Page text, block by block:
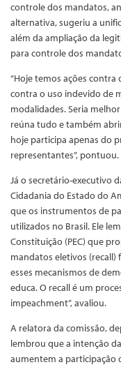
controle dos mandatos,
alternativa, sugeriu a
além da ampliação da
para controle dos
“Hoje temos ações
contra o uso indevido de
modalidades. Seria
reúna tudo e também
hoje participa apenas do
representantes”, pontuou.
Já o secretário-executivo
Cidadania do Estado do
que os instrumentos de
utilizados no Brasil. Ele
Constituição (PEC) que
mandatos eletivos (recall)
esses mecanismos de
educa. O recall é um
impeachment”, avaliou.
A relatora da comissão,
lembrou que a intenção
aumentem a participação